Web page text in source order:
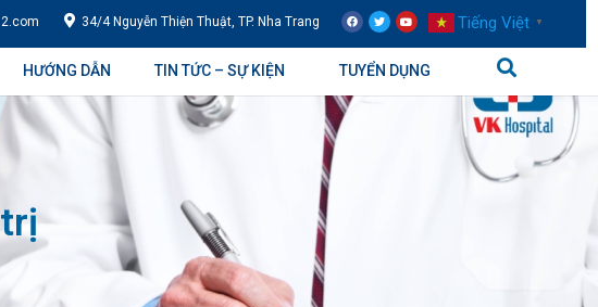
34/4 Nguyễn Thiện Thuật, TP. Nha Trang Tiếng Việt ▼
HƯỚNG DẪN TIN TỨC – SỰ KIỆN TUYỂN DỤNG